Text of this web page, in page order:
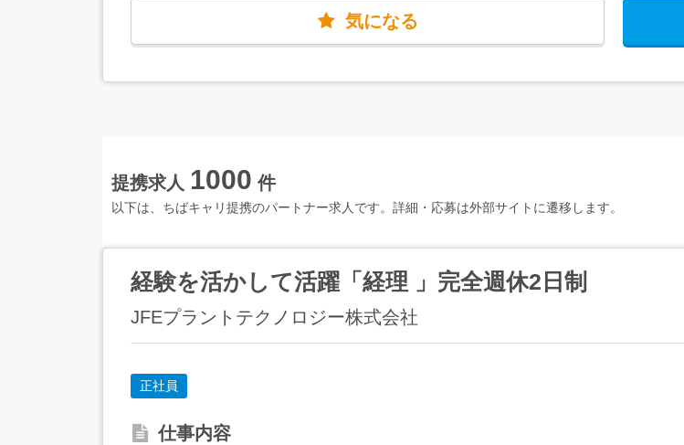
気になる
提携求人 1000 件
以下は、ちばキャリ提携のパートナー求人です。詳細・応募は外部サイトに遷移します。
経験を活かして活躍「経理 」完全週休2日制
JFEプラントテクノロジー株式会社
正社員
仕事内容